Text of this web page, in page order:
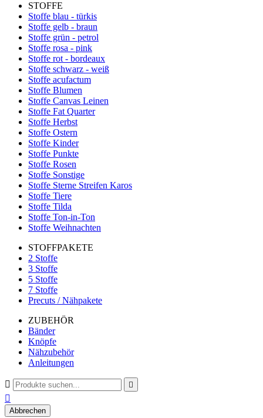
STOFFE
Stoffe blau - türkis
Stoffe gelb - braun
Stoffe grün - petrol
Stoffe rosa - pink
Stoffe rot - bordeaux
Stoffe schwarz - weiß
Stoffe acufactum
Stoffe Blumen
Stoffe Canvas Leinen
Stoffe Fat Quarter
Stoffe Herbst
Stoffe Ostern
Stoffe Kinder
Stoffe Punkte
Stoffe Rosen
Stoffe Sonstige
Stoffe Sterne Streifen Karos
Stoffe Tiere
Stoffe Tilda
Stoffe Ton-in-Ton
Stoffe Weihnachten
STOFFPAKETE
2 Stoffe
3 Stoffe
5 Stoffe
7 Stoffe
Precuts / Nähpakete
ZUBEHÖR
Bänder
Knöpfe
Nähzubehör
Anleitungen
 

Abbrechen